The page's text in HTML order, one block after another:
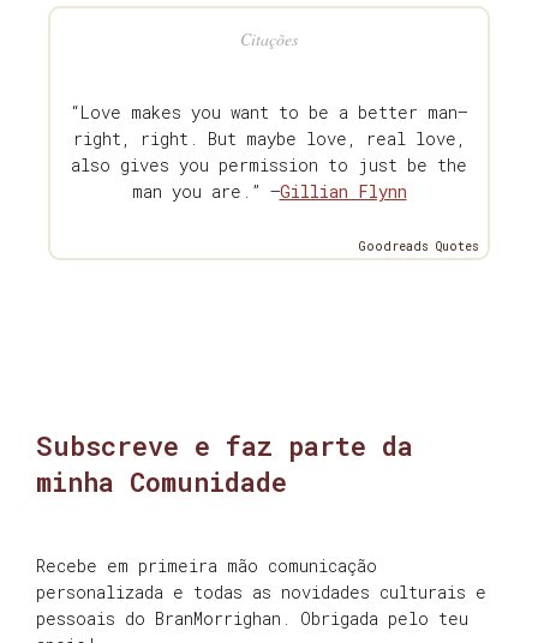
Citações
“Love makes you want to be a better man—
right, right. But maybe love, real love,
also gives you permission to just be the
man you are.” —Gillian Flynn
Goodreads Quotes
Subscreve e faz parte da
minha Comunidade
Recebe em primeira mão comunicação
personalizada e todas as novidades culturais e
pessoais do BranMorrighan. Obrigada pelo teu